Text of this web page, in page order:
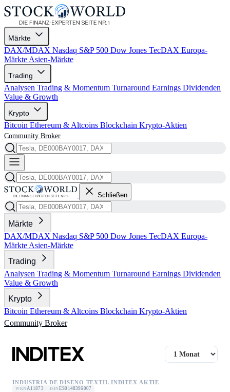
Märkte
DAX/MDAX Nasdaq S&P 500 Dow Jones TecDAX Europa-
Märkte Asien-Märkte
Trading
Analysen Trading & Momentum Turnaround Earnings Dividenden
Value & Growth
Krypto
Bitcoin Ethereum & Altcoins Blockchain Krypto-Aktien
Community Broker
Schließen
Märkte
DAX/MDAX Nasdaq S&P 500 Dow Jones TecDAX Europa-
Märkte Asien-Märkte
Trading
Analysen Trading & Momentum Turnaround Earnings Dividenden
Value & Growth
Krypto
Bitcoin Ethereum & Altcoins Blockchain Krypto-Aktien
Community Broker
INDUSTRIA DE DISENO TEXTIL INDITEX AKTIE
WKN A11873 ISINES0148396007